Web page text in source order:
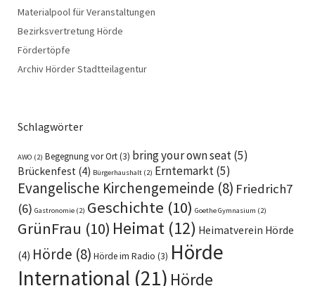
Materialpool für Veranstaltungen
Bezirksvertretung Hörde
Fördertöpfe
Archiv Hörder Stadtteilagentur
Schlagwörter
AWO (2) Begegnung vor Ort(3) bring your own seat(5)
Brückenfest (4) Bürgerhaushalt (2) Erntemarkt(5)
Evangelische Kirchengemeinde (8) Friedrich7
(6) Gastronomie (2) Geschichte (10) Goethe Gymnasium (2)
GrünFrau (10) Heimat (12) Heimatverein Hörde
(4) Hörde (8) Hörde im Radio (3) Hörde
International (21) Hörde